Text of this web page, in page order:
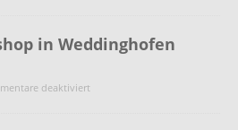
in Weddinghofen
deaktiviert